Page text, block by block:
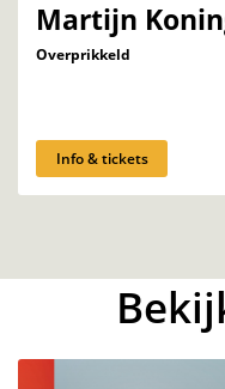
Martijn
Overprikkeld
Info & tickets